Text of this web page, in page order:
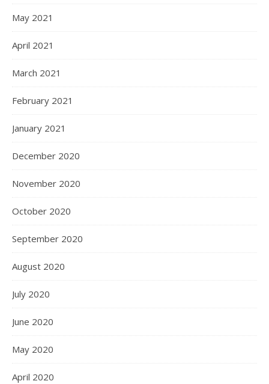
May 2021
April 2021
March 2021
February 2021
January 2021
December 2020
November 2020
October 2020
September 2020
August 2020
July 2020
June 2020
May 2020
April 2020